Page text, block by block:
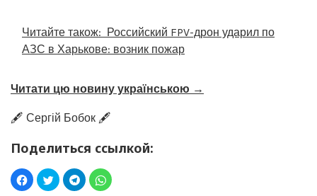
Читайте також: Российский FPV-дрон ударил по
АЗС в Харькове: возник пожар
Читати цю новину українською →
🖋️ Сергій Бобок 🖋️
Поделиться ссылкой: